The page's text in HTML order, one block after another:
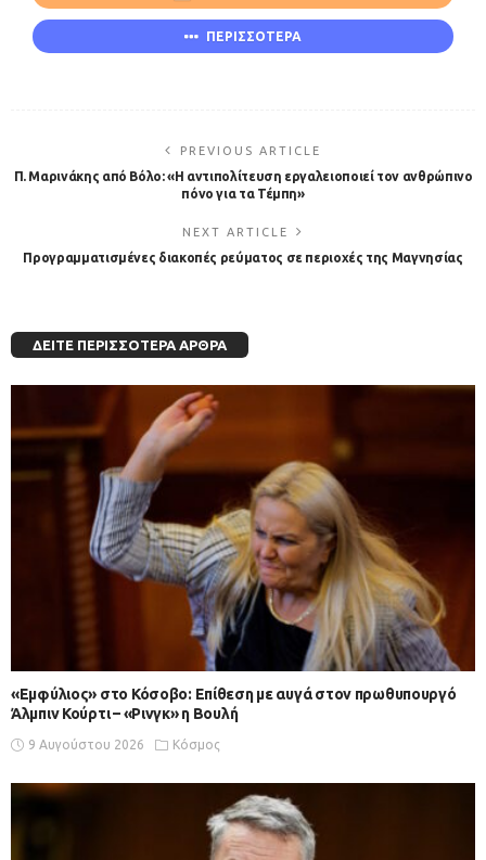
ΠΕΡΙΣΣΟΤΕΡΑ
PREVIOUS ARTICLE
Π. Μαρινάκης από Βόλο: «Η αντιπολίτευση εργαλειοποιεί τον ανθρώπινο
πόνο για τα Τέμπη»
NEXT ARTICLE
Προγραμματισμένες διακοπές ρεύματος σε περιοχές της Μαγνησίας
ΔΕΊΤΕ ΠΕΡΙΣΣΌΤΕΡΑ ΆΡΘΡΑ
«Εμφύλιος» στο Κόσοβο: Επίθεση με αυγά στον πρωθυπουργό
Άλμπιν Κούρτι – «Ρινγκ» η Βουλή
9 Αυγούστου 2026 Κόσμος